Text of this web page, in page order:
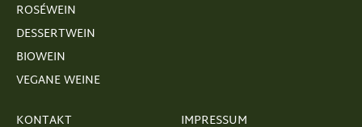
ROSÉWEIN
DESSERTWEIN
BIOWEIN
VEGANE WEINE
KONTAKT
IMPRESSUM